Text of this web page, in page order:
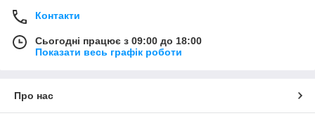
Контакти
Сьогодні працює з 09:00 до 18:00
Показати весь графік роботи
Про нас